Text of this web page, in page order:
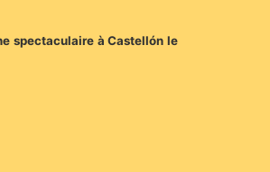
spectaculaire à Castellón le